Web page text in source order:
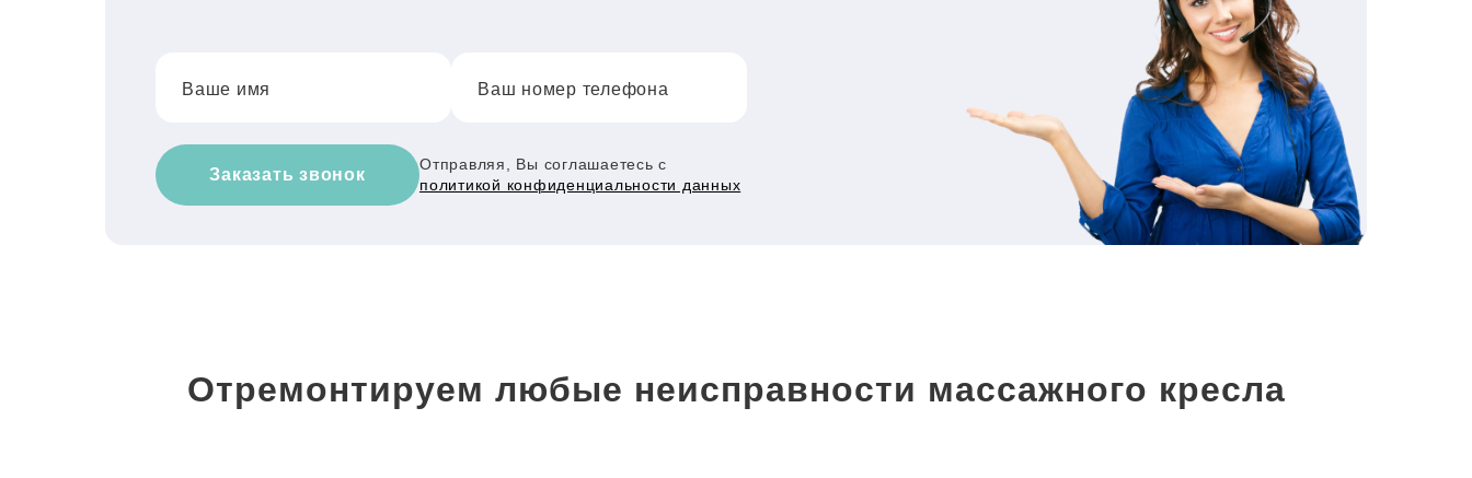
Ваше имя Ваш номер телефона
Заказать звонок
Отправляя, Вы соглашаетесь с
политикой конфиденциальности данных
Отремонтируем любые неисправности массажного кресла